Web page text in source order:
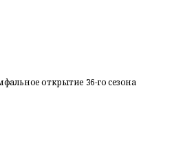
открытие 36-го сезона